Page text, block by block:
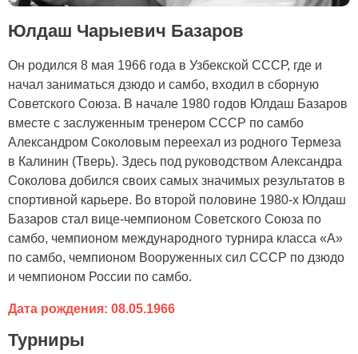
Юлдаш Чарыевич Базаров
Он родился 8 мая 1966 года в Узбекской СССР, где и
начал заниматься дзюдо и самбо, входил в сборную
Советского Союза. В начале 1980 годов Юлдаш Базаров
вместе с заслуженным тренером СССР по самбо
Александром Соколовым переехал из родного Термеза
в Калинин (Тверь). Здесь под руководством Александра
Соколова добился своих самых значимых результатов в
спортивной карьере. Во второй половине 1980-х Юлдаш
Базаров стал вице-чемпионом Советского Союза по
самбо, чемпионом международного турнира класса «А»
по самбо, чемпионом Вооруженных сил СССР по дзюдо
и чемпионом России по самбо.
Дата рождения: 08.05.1966
Турниры